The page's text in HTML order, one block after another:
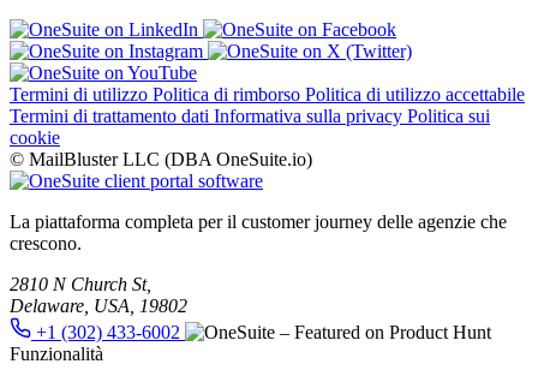
Termini di utilizzo Politica di rimborso Politica di utilizzo accettabile
Termini di trattamento dati Informativa sulla privacy Politica sui
cookie
© MailBluster LLC (DBA OneSuite.io)
La piattaforma completa per il customer journey delle agenzie che
crescono.
2810 N Church St,
Delaware, USA, 19802
+1 (302) 433-6002
Funzionalità